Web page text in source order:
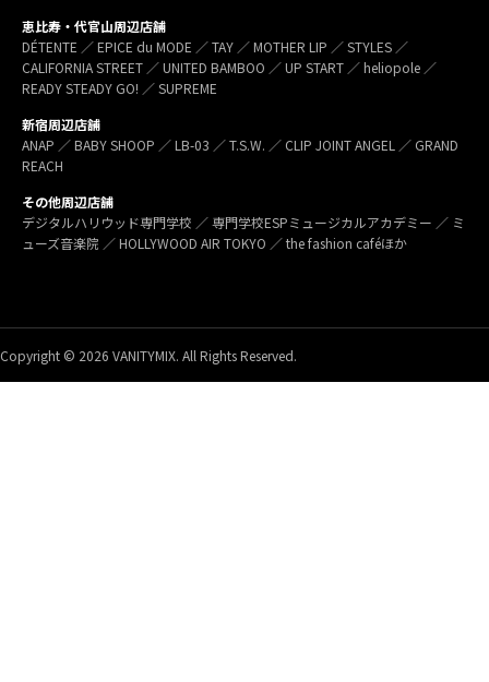
恵比寿・代官山周辺店舗
DÉTENTE ／ EPICE du MODE ／ TAY ／ MOTHER LIP ／ STYLES ／
CALIFORNIA STREET ／ UNITED BAMBOO ／ UP START ／ heliopole ／
READY STEADY GO! ／ SUPREME
新宿周辺店舗
ANAP ／ BABY SHOOP ／ LB-03 ／ T.S.W. ／ CLIP JOINT ANGEL ／ GRAND
REACH
その他周辺店舗
デジタルハリウッド専門学校 ／ 専門学校ESPミュージカルアカデミー ／ ミ
ューズ音楽院 ／ HOLLYWOOD AIR TOKYO ／ the fashion caféほか
Copyright © 2026 VANITYMIX. All Rights Reserved.